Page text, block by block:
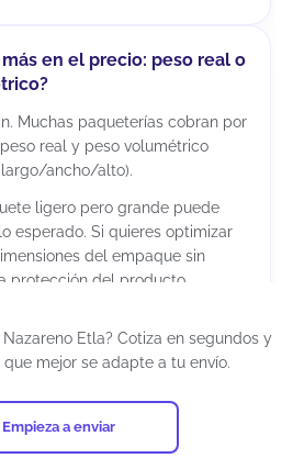
en el precio: peso real o
Muchas paqueterías cobran por
real y peso volumétrico
ancho/alto).
ligero pero grande puede
esperado. Si quieres optimizar
del empaque sin
protección del producto.
paquetes grandes desde
estén dentro de los límites del
En el cotizador podrás
Etla? Cotiza en segundos y
mejor se adapte a tu envío.
Empieza a enviar